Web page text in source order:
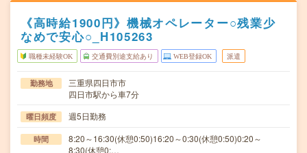
《高時給1900円》機械オペレーター○残業少
なめで安心○_H105263
職種未経験OK 交通費別途支給あり WEB登録OK 派遣
勤務地
三重県四日市市
四日市駅から車7分
曜日頻度 週5日勤務
時間
8:20～16:30(休憩0:50)16:20～0:30(休憩0:50)0:20～
8:30(休憩0:…